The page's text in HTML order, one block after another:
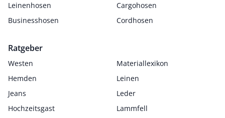
Leinenhosen
Cargohosen
Businesshosen
Cordhosen
Ratgeber
Westen
Materiallexikon
Hemden
Leinen
Jeans
Leder
Hochzeitsgast
Lammfell